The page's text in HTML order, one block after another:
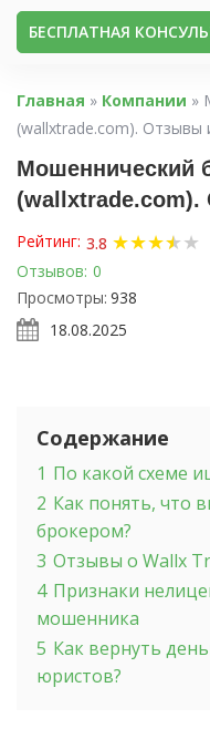
БЕСПЛАТНАЯ
Главная » Компании »
(wallxtrade.com). Отзывы
Мошеннический
(wallxtrade.com).
Рейтинг: 3.8 ★★★★
★★
Отзывов: 0
Просмотры: 938
18.08.2025
Содержание
1 По какой схеме
2 Как понять, что
брокером?
3 Отзывы о Wallx
4 Признаки
мошенника
5 Как вернуть
юристов?